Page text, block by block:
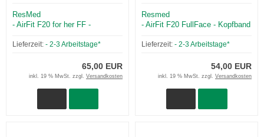
ResMed
- AirFit F20 for her FF -
Lieferzeit: - 2-3 Arbeitstage*
65,00 EUR
inkl. 19 % MwSt. zzgl. Versandkosten
Resmed
- AirFit F20 FullFace - Kopfband
Lieferzeit: - 2-3 Arbeitstage*
54,00 EUR
inkl. 19 % MwSt. zzgl. Versandkosten